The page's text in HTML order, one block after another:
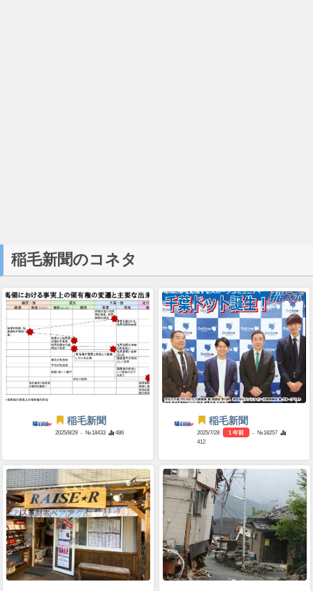
稲毛新聞のコネタ
稲毛新聞
2025/8/29 - №18433 486
稲毛新聞
2025/7/28 1 年前
- №18257
412